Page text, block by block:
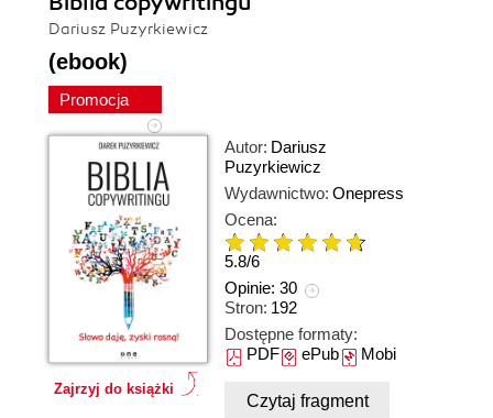
Dariusz Puzyrkiewicz
(ebook)
Promocja
Zajrzyj do książki
Autor: Dariusz
Puzyrkiewicz
Wydawnictwo: Onepress
Ocena:
5.8/6
Opinie: 30
Stron: 192
Dostępne formaty:
PDFePubMobi
Czytaj fragment